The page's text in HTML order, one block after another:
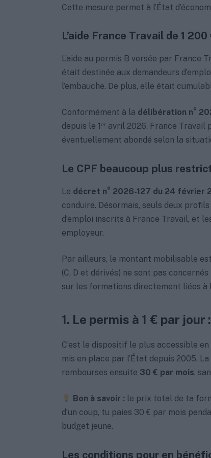
Cette mesure permet à l’État
L’aide France Travail de 1
L’aide au permis B versée par France
était destinée aux demandeurs
l’embauche. De plus, elle était
Conformément à la délibération n°
depuis le 1ᵉʳ avril 2026. France
éventuellement abondé selon la
Le CPF beaucoup plus
Le décret n° 2026-127 du 24 février
conduire. Désormais, seuls deux
d’emploi inscrits à France Travail, et
employeur.
Par ailleurs, le montant mobilisable
(C, D et dérivés) ne sont pas
sur les formations directement liées à
1. Le permis à 1 € par
C’est le dispositif le plus accessible en
mis en place par l’État depuis 2005.
rembourses ensuite 30 € par mois,
Bon à savoir : le prix total de ta
d’un coup, tu paies 30 € par mois
budget jeune.
Les conditions pour en